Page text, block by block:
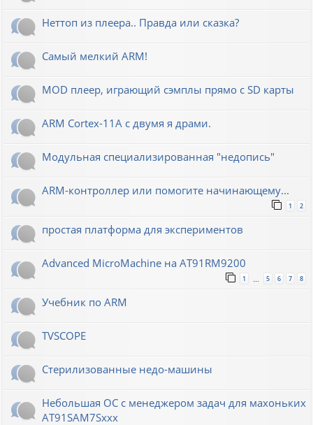
Неттоп из плеера.. Правда или сказка?
Самый мелкий ARM!
MOD плеер, играющий сэмплы прямо с SD карты
ARM Cortex-11A с двумя я драми.
Модульная специализированная "недопись"
ARM-контроллер или помогите начинающему...
1 2
простая платформа для экспериментов
Advanced MicroMachine на AT91RM9200
1 5 6 7 8
Учебник по ARM
TVSCOPE
Стерилизованные недо-машины
Небольшая ОС с менеджером задач для махоньких
AT91SAM7Sxxx